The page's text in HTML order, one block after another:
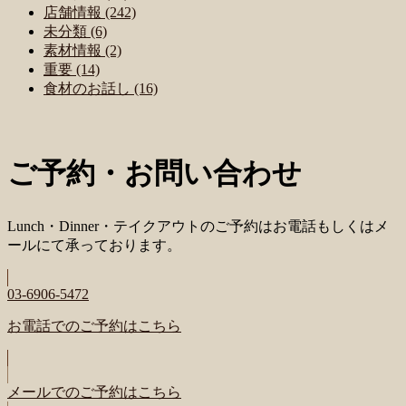
店舗情報 (242)
未分類 (6)
素材情報 (2)
重要 (14)
食材のお話し (16)
ご予約・お問い合わせ
Lunch・Dinner・テイクアウトのご予約はお電話もしくはメ
ールにて承っております。
03-6906-5472
お電話でのご予約はこちら
メールでのご予約はこちら